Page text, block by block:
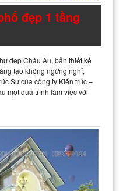
đẹp 1 tầng
đẹp Châu Âu, bản thiết kế
tạo không ngừng nghỉ,
Sư của công ty Kiến trúc –
một quá trình làm việc với